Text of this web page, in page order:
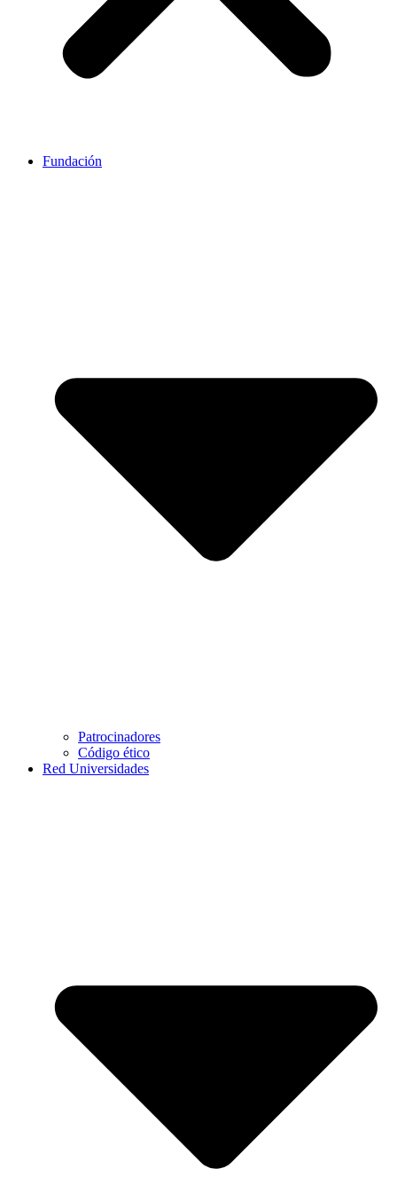
Fundación
Patrocinadores
Código ético
Red Universidades